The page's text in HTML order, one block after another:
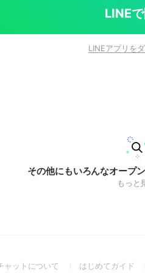
LINEで
LINEアプリを
その他にもいろんなオープ
もっと
ャットについて
(Openはじめてガイド